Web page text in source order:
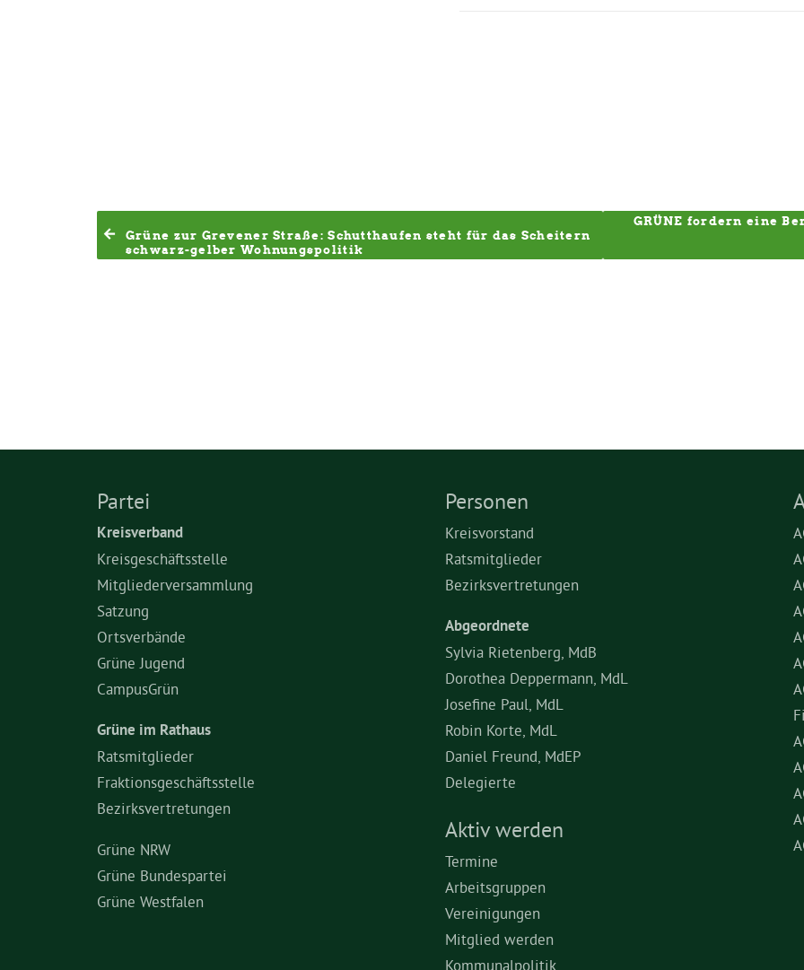
Grüne zur Grevener Straße: Schutthaufen steht für das Scheitern
schwarz-gelber Wohnungspolitik
GRÜNE fordern eine
Partei
Kreisverband
Kreisgeschäftsstelle
Mitgliederversammlung
Satzung
Ortsverbände
Grüne Jugend
CampusGrün
Grüne im Rathaus
Ratsmitglieder
Fraktionsgeschäftsstelle
Bezirksvertretungen
Grüne NRW
Grüne Bundespartei
Grüne Westfalen
Personen
Kreisvorstand
Ratsmitglieder
Bezirksvertretungen
Abgeordnete
Sylvia Rietenberg, MdB
Dorothea Deppermann, MdL
Josefine Paul, MdL
Robin Korte, MdL
Daniel Freund, MdEP
Delegierte
Aktiv werden
Termine
Arbeitsgruppen
Vereinigungen
Mitglied werden
Kommunalpolitik